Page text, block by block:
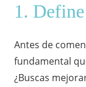
1.
Antes de
fundamental
¿Buscas